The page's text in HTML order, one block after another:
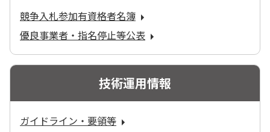
競争入札参加有資格者名簿
優良事業者・指名停止等公表
技術運用情報
ガイドライン・要領等